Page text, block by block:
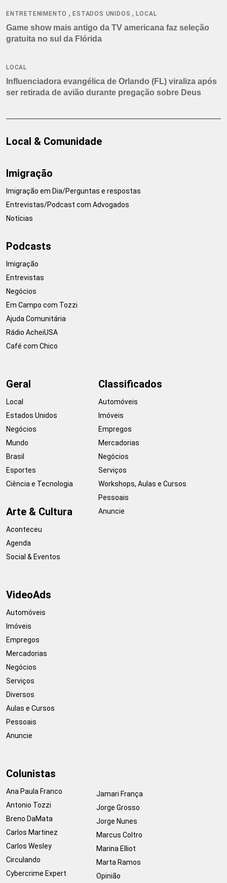
ENTRETENIMENTO ,ESTADOS UNIDOS ,LOCAL
Game show mais antigo da TV americana faz seleção
gratuita no sul da Flórida
LOCAL
Influenciadora evangélica de Orlando (FL) viraliza após
ser retirada de avião durante pregação sobre Deus
Local & Comunidade
Imigração
Imigração em Dia/Perguntas e respostas
Entrevistas/Podcast com Advogados
Notícias
Podcasts
Imigração
Entrevistas
Negócios
Em Campo com Tozzi
Ajuda Comunitária
Rádio AcheiUSA
Café com Chico
Geral
Local
Estados Unidos
Negócios
Mundo
Brasil
Esportes
Ciência e Tecnologia
Arte & Cultura
Aconteceu
Agenda
Social & Eventos
Classificados
Automóveis
Imóveis
Empregos
Mercadorias
Negócios
Serviços
Workshops, Aulas e Cursos
Pessoais
Anuncie
VideoAds
Automóveis
Imóveis
Empregos
Mercadorias
Negócios
Serviços
Diversos
Aulas e Cursos
Pessoais
Anuncie
Colunistas
Ana Paula Franco
Antonio Tozzi
Breno DaMata
Carlos Martinez
Carlos Wesley
Circulando
Cybercrime Expert
Jamari França
Jorge Grosso
Jorge Nunes
Marcus Coltro
Marina Elliot
Marta Ramos
Opinião